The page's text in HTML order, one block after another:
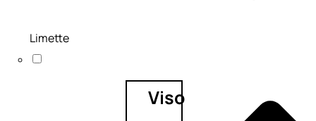
Viso
Limette